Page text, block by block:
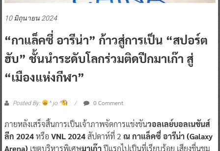
10 มิถุนายน 2024
“กาแล็คซี่ อารีน่า” ก้าวสู่การเป็น “สปอร์ต
ฮับ” ชั้นนำระดับโลกร่วมติดปีกมาเก๊า สู่
“เมืองแห่งกีฬา”
Posted By: ^ jo ^ 0 Comment
ภายหลังเสร็จสิ้นการเป็นเจ้าภาพจัดการแข่งขันวอลเลย์บอลเนชันส์